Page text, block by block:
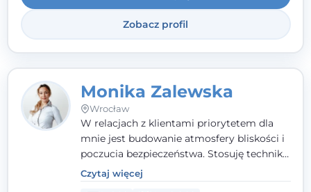
relacjach z Klientami. Istotna dla nie jest
również koncentracja na dostępnych
zasobach.
Zobacz profil
Monika Zalewska
Wrocław
W relacjach z klientami priorytetem dla
mnie jest budowanie atmosfery bliskości i
poczucia bezpieczeństwa. Stosuję techniki
poznawczo-behawioralne oraz metody,
które koncentrują się na rozwiązaniach
Czytaj więcej